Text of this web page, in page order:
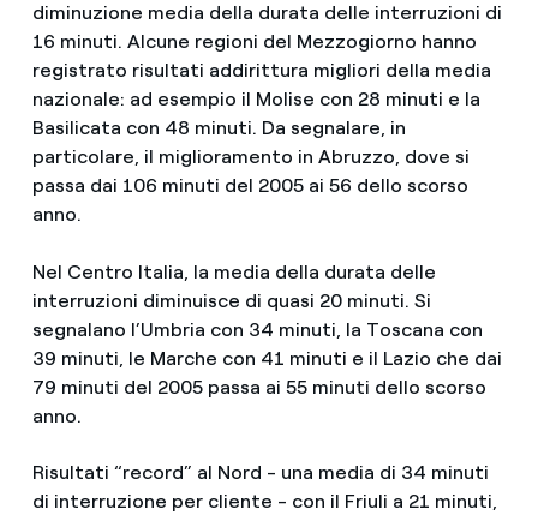
diminuzione media della durata delle interruzioni di
16 minuti. Alcune regioni del Mezzogiorno hanno
registrato risultati addirittura migliori della media
nazionale: ad esempio il Molise con 28 minuti e la
Basilicata con 48 minuti. Da segnalare, in
particolare, il miglioramento in Abruzzo, dove si
passa dai 106 minuti del 2005 ai 56 dello scorso
anno.
Nel Centro Italia, la media della durata delle
interruzioni diminuisce di quasi 20 minuti. Si
segnalano l’Umbria con 34 minuti, la Toscana con
39 minuti, le Marche con 41 minuti e il Lazio che dai
79 minuti del 2005 passa ai 55 minuti dello scorso
anno.
Risultati “record” al Nord - una media di 34 minuti
di interruzione per cliente - con il Friuli a 21 minuti,